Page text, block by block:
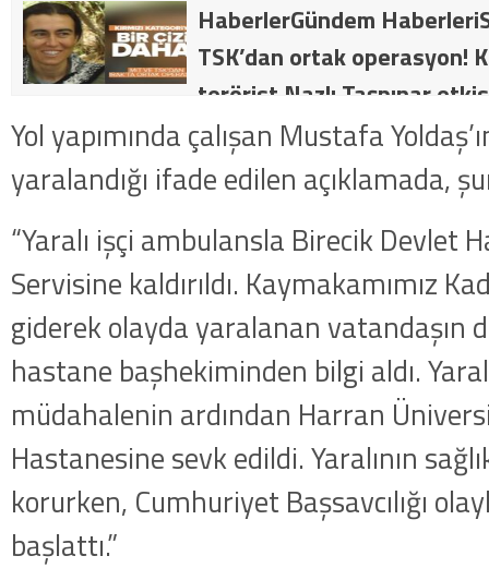
HaberlerGündem
TSK’dan ortak operasyon!
terörist Nazlı Taşpınar
dakika: MİT ve TSK’dan
kategorideki terörist Nazlı
Yol yapımında çalışan Mustafa
yaralandığı ifade edilen açıklamada,
“Yaralı işçi ambulansla Birecik Devlet
Servisine kaldırıldı. Kaymakamımız
giderek olayda yaralanan vatandaşın
hastane başhekiminden bilgi aldı.
müdahalenin ardından Harran
Hastanesine sevk edildi. Yaralının
korurken, Cumhuriyet Başsavcılığı
başlattı.”